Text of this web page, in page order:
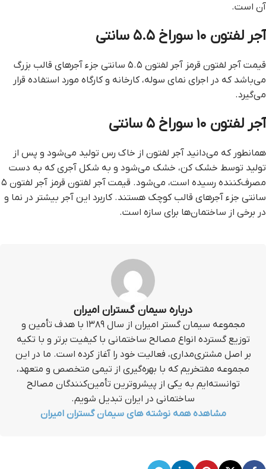
آن است.
آجر لفتون ۱۰ سوراخ ۵.۵ سانتی
قيمت آجر لفتون قرمز آجر لفتون ۵.۵ سانتی جزء آجرهای قالب بزرگ
می‌باشد که در اجرای نمای سوله، کارخانه و کارگاه مورد استفاده قرار
می‌گیرد.
آجر لفتون ۱۰ سوراخ ۵ سانتی
همانطور که می‌دانید آجر لفتون از خاک رس تولید می‌شود و پس از
تولید توسط خشک کن، خشک می‌شود و به شکل آجری که به دست
مصرف‌کننده رسیده است، می‌شود. قيمت آجر لفتون قرمز آجر لفتون ۵
سانتی جزء آجرهای قالب کوچک هستند. کاربرد این آجر بیشتر در نما و
در برخی از ساختمان‌ها برای سازه است.
درباره سیمان گستران امیران
مجموعه سیمان گستر امیران از سال ۱۳۸۹ با هدف تأمین و
توزیع گسترده انواع مصالح ساختمانی با کیفیت برتر و با تکیه
بر اصل مشتری‌مداری، فعالیت خود را آغاز کرده است. ما در این
مجموعه مفتخریم که با بهره‌گیری از تیمی متخصص و متعهد،
توانسته‌ایم به یکی از پیشروترین تأمین‌کنندگان مصالح
ساختمانی در ایران تبدیل شویم.
مشاهده همه نوشته های سیمان گستران امیران